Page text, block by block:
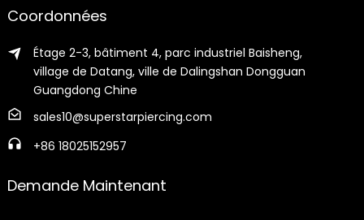
Coordonnées
Étage 2-3, bâtiment 4, parc industriel Baisheng,
village de Datang, ville de Dalingshan Dongguan
Guangdong Chine
sales10@superstarpiercing.com
+86 18025152957
Demande Maintenant